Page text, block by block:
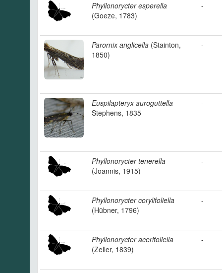
Phyllonorycter esperella
(Goeze, 1783)
-
Parornix anglicella (Stainton,
1850)
-
Euspilapteryx auroguttella
Stephens, 1835
-
Phyllonorycter tenerella
(Joannis, 1915)
-
Phyllonorycter corylifoliella
(Hübner, 1796)
-
Phyllonorycter acerifoliella
(Zeller, 1839)
-